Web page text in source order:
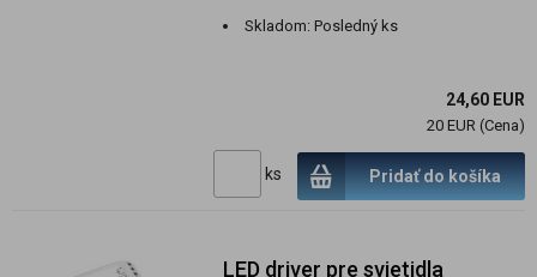
Skladom:Posledný ks
24,60 EUR
20 EUR (Cena)
ks Pridať do košíka
LED driver pre svietidla